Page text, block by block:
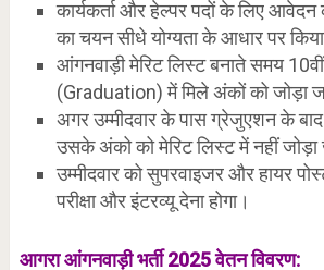
कार्यकर्ता और हेल्पर पदों के लिए आवेदन
का चयन सीधे योग्यता के आधार पर किया
आंगनवाड़ी मेरिट लिस्ट बनाते समय
(Graduation) में मिले अंकों को जोड़ा
अगर उम्मीदवार के पास ग्रेजुएशन के बाद
उसके अंको को मेरिट लिस्ट में नहीं जोड़ा
उम्मीदवार को सुपरवाइजर और हायर
परीक्षा और इंटरव्यू देना होगा।
आगरा आंगनवाड़ी भर्ती 2025 वेतन विवरण: